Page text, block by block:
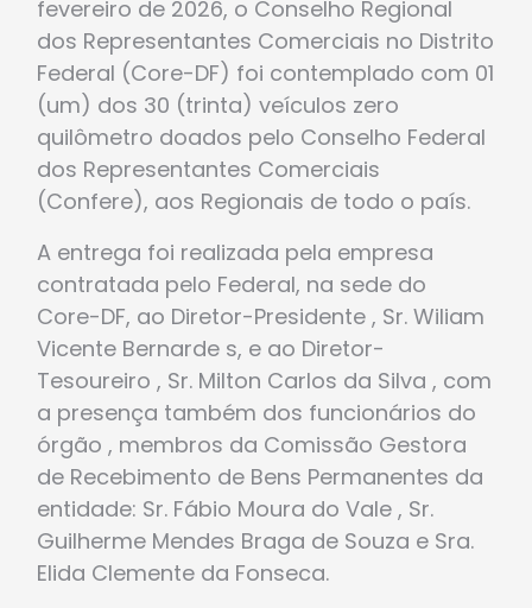
fevereiro de 2026, o Conselho Regional
dos Representantes Comerciais no Distrito
Federal (Core-DF) foi contemplado com 01
(um) dos 30 (trinta) veículos zero
quilômetro doados pelo Conselho Federal
dos Representantes Comerciais
(Confere), aos Regionais de todo o país.
A entrega foi realizada pela empresa
contratada pelo Federal, na sede do
Core-DF, ao Diretor-Presidente , Sr. Wiliam
Vicente Bernarde s, e ao Diretor-
Tesoureiro , Sr. Milton Carlos da Silva , com
a presença também dos funcionários do
órgão , membros da Comissão Gestora
de Recebimento de Bens Permanentes da
entidade: Sr. Fábio Moura do Vale , Sr.
Guilherme Mendes Braga de Souza e Sra.
Elida Clemente da Fonseca.